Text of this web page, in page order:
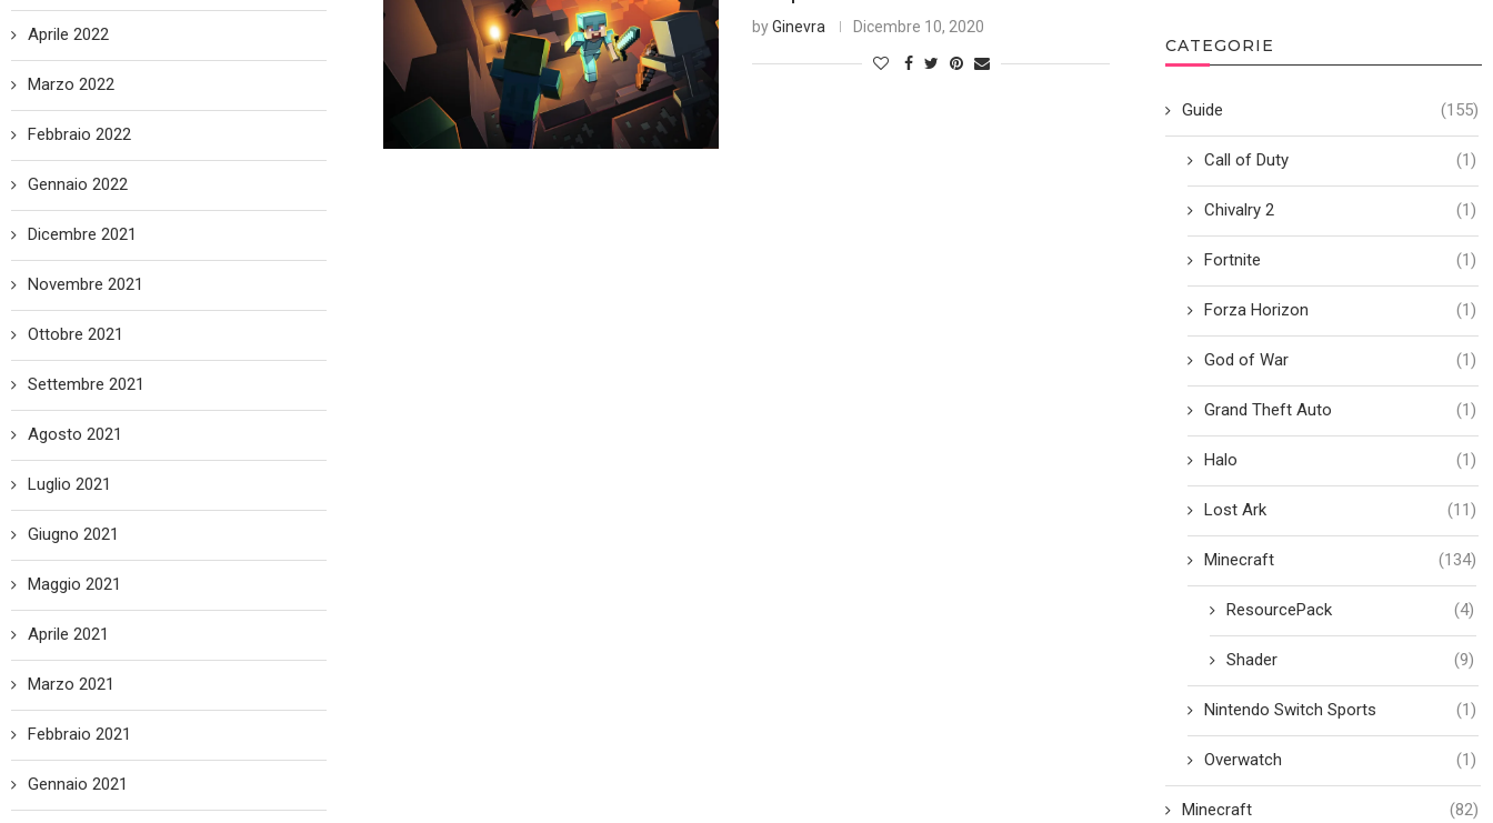
byGinevra Dicembre 10, 2020
CATEGORIE
Guide (155)
Call of Duty (1)
Chivalry 2 (1)
Fortnite (1)
Forza Horizon (1)
God of War (1)
Grand Theft Auto (1)
Halo (1)
Lost Ark (11)
Minecraft (134)
ResourcePack (4)
Shader (9)
Nintendo Switch Sports (1)
Overwatch (1)
Minecraft (82)
Aprile 2022
Marzo 2022
Febbraio 2022
Gennaio 2022
Dicembre 2021
Novembre 2021
Ottobre 2021
Settembre 2021
Agosto 2021
Luglio 2021
Giugno 2021
Maggio 2021
Aprile 2021
Marzo 2021
Febbraio 2021
Gennaio 2021